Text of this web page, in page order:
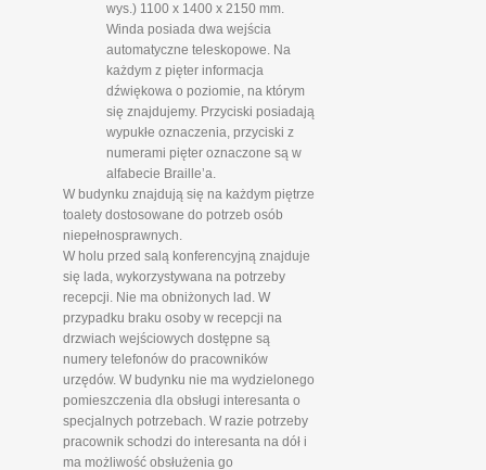
wys.) 1100 x 1400 x 2150 mm.
Winda posiada dwa wejścia
automatyczne teleskopowe. Na
każdym z pięter informacja
dźwiękowa o poziomie, na którym
się znajdujemy. Przyciski posiadają
wypukłe oznaczenia, przyciski z
numerami pięter oznaczone są w
alfabecie Braille’a.
W budynku znajdują się na każdym piętrze
toalety dostosowane do potrzeb osób
niepełnosprawnych.
W holu przed salą konferencyjną znajduje
się lada, wykorzystywana na potrzeby
recepcji. Nie ma obniżonych lad. W
przypadku braku osoby w recepcji na
drzwiach wejściowych dostępne są
numery telefonów do pracowników
urzędów. W budynku nie ma wydzielonego
pomieszczenia dla obsługi interesanta o
specjalnych potrzebach. W razie potrzeby
pracownik schodzi do interesanta na dół i
ma możliwość obsłużenia go